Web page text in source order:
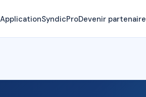
ApplicationSyndicProDevenir partenaire